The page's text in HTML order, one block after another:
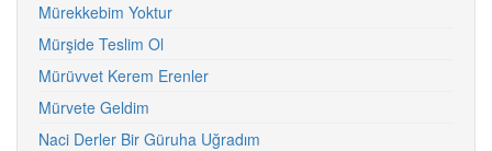
Mürekkebim Yoktur
Mürşide Teslim Ol
Mürüvvet Kerem Erenler
Mürvete Geldim
Naci Derler Bir Güruha Uğradım